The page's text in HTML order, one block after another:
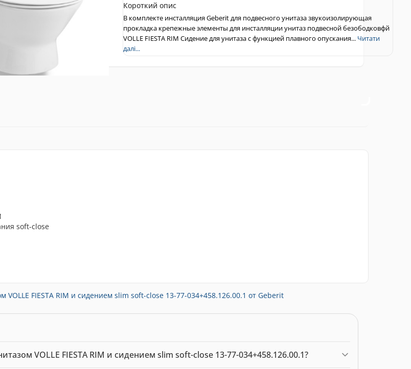
Короткий опис
В комплекте инсталляция Geberit для подвесного унитаза звукоизолирующая
прокладка крепежные элементы для инсталляции унитаз подвесной безободковфй
VOLLE FIESTA RIM Сидение для унитаза с функцией плавного опускания... Читати
далі...
soft-close
VOLLE FIESTA RIM и сидением slim soft-close 13-77-034+458.126.00.1 от Geberit
VOLLE FIESTA RIM и сидением slim soft-close 13-77-034+458.126.00.1?